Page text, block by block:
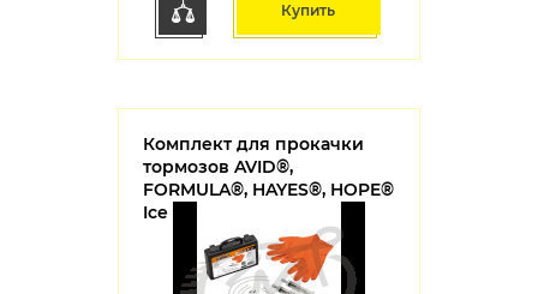
Купить
Комплект для прокачки
тормозов AVID®,
FORMULA®, HAYES®, HOPE®
Ice Toolz 54R3